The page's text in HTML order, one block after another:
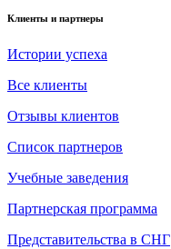
Клиенты и партнеры
Истории успеха
Все клиенты
Отзывы клиентов
Список партнеров
Учебные заведения
Партнерская программа
Представительства в СНГ